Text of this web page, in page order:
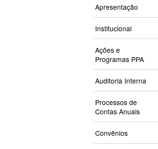
Apresentação
Institucional
Ações e
Programas PPA
Auditoria Interna
Processos de
Contas Anuais
Convênios